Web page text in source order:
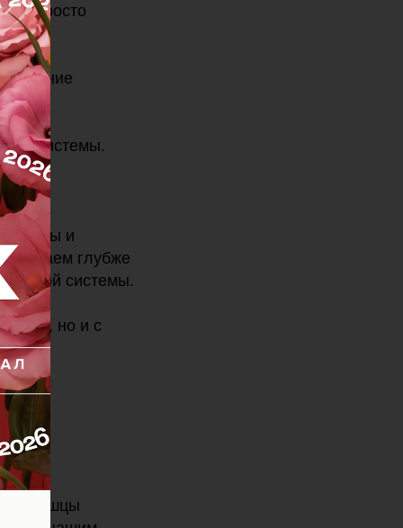
не просто
системы.
и
глубже
системы.
но и с
мышцы